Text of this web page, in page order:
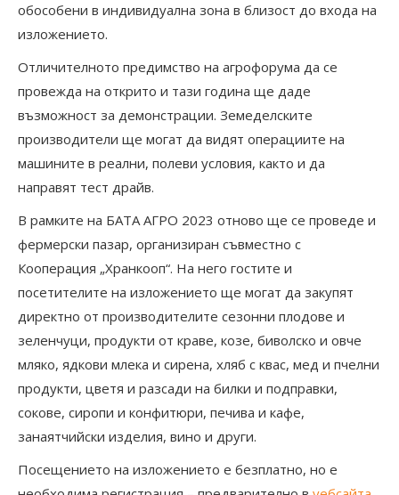
обособени в индивидуална зона в близост до входа на
изложението.
Отличителното предимство на агрофорума да се
провежда на открито и тази година ще даде
възможност за демонстрации. Земеделските
производители ще могат да видят операциите на
машините в реални, полеви условия, както и да
направят тест драйв.
В рамките на БАТА АГРО 2023 отново ще се проведе и
фермерски пазар, организиран съвместно с
Кооперация „Хранкооп“. На него гостите и
посетителите на изложението ще могат да закупят
директно от производителите сезонни плодове и
зеленчуци, продукти от краве, козе, биволско и овче
мляко, ядкови млека и сирена, хляб с квас, мед и пчелни
продукти, цветя и разсади на билки и подправки,
сокове, сиропи и конфитюри, печива и кафе,
занаятчийски изделия, вино и други.
Посещението на изложението е безплатно, но е